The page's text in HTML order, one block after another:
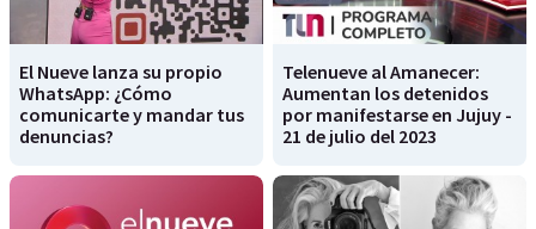
El Nueve lanza su propio
WhatsApp: ¿Cómo
comunicarte y mandar tus
denuncias?
Telenueve al Amanecer:
Aumentan los detenidos
por manifestarse en Jujuy -
21 de julio del 2023